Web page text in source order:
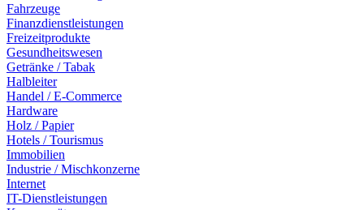
Fahrzeuge
Finanzdienstleistungen
Freizeitprodukte
Gesundheitswesen
Getränke / Tabak
Halbleiter
Handel / E-Commerce
Hardware
Holz / Papier
Hotels / Tourismus
Immobilien
Industrie / Mischkonzerne
Internet
IT-Dienstleistungen